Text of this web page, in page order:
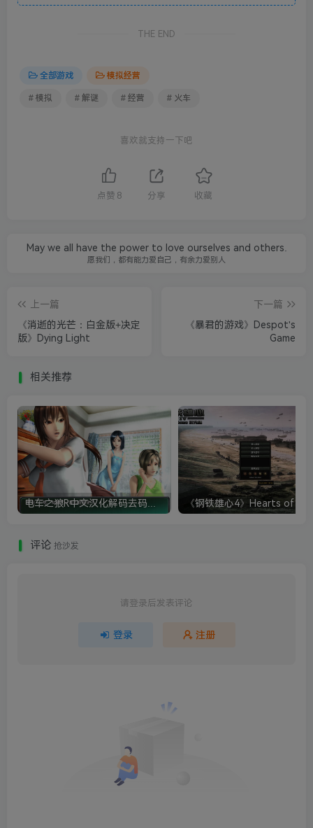
THE END
全部游戏 模拟经营
# 模拟 # 解谜 # 经营 # 火车
喜欢就支持一下吧
点赞 8 分享 收藏
May we all have the power to love ourselves and others.
愿我们，都有能力爱自己，有余力爱别人
上一篇
《消逝的光芒：白金版+决定
版》Dying Light
下一篇
《暴君的游戏》Despot's
Game
相关推荐
评论 抢沙发
请登录后发表评论
登录 注册